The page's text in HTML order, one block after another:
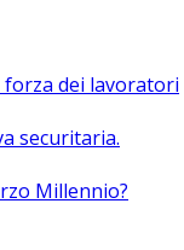
forza dei lavoratori
securitaria.
Millennio?